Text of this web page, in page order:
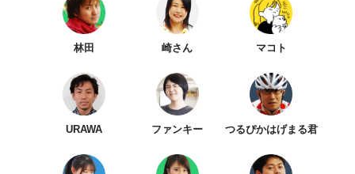
林田 崎さん マコト
URAWA ファンキー つるぴかはげまる君